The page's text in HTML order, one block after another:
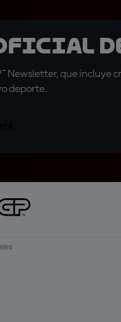
de
Newsletter, que incluye
deporte.